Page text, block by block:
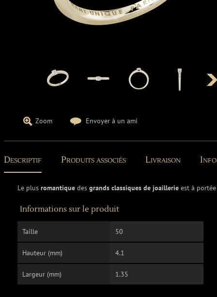
Zoom Envoyer à un ami
Descriptif Produits associés Livraison
Le plus romantique des grands classiques de joaillerie est à
Informations sur le produit
Taille 50
Hauteur (mm) 4.1
Largeur (mm) 1.35